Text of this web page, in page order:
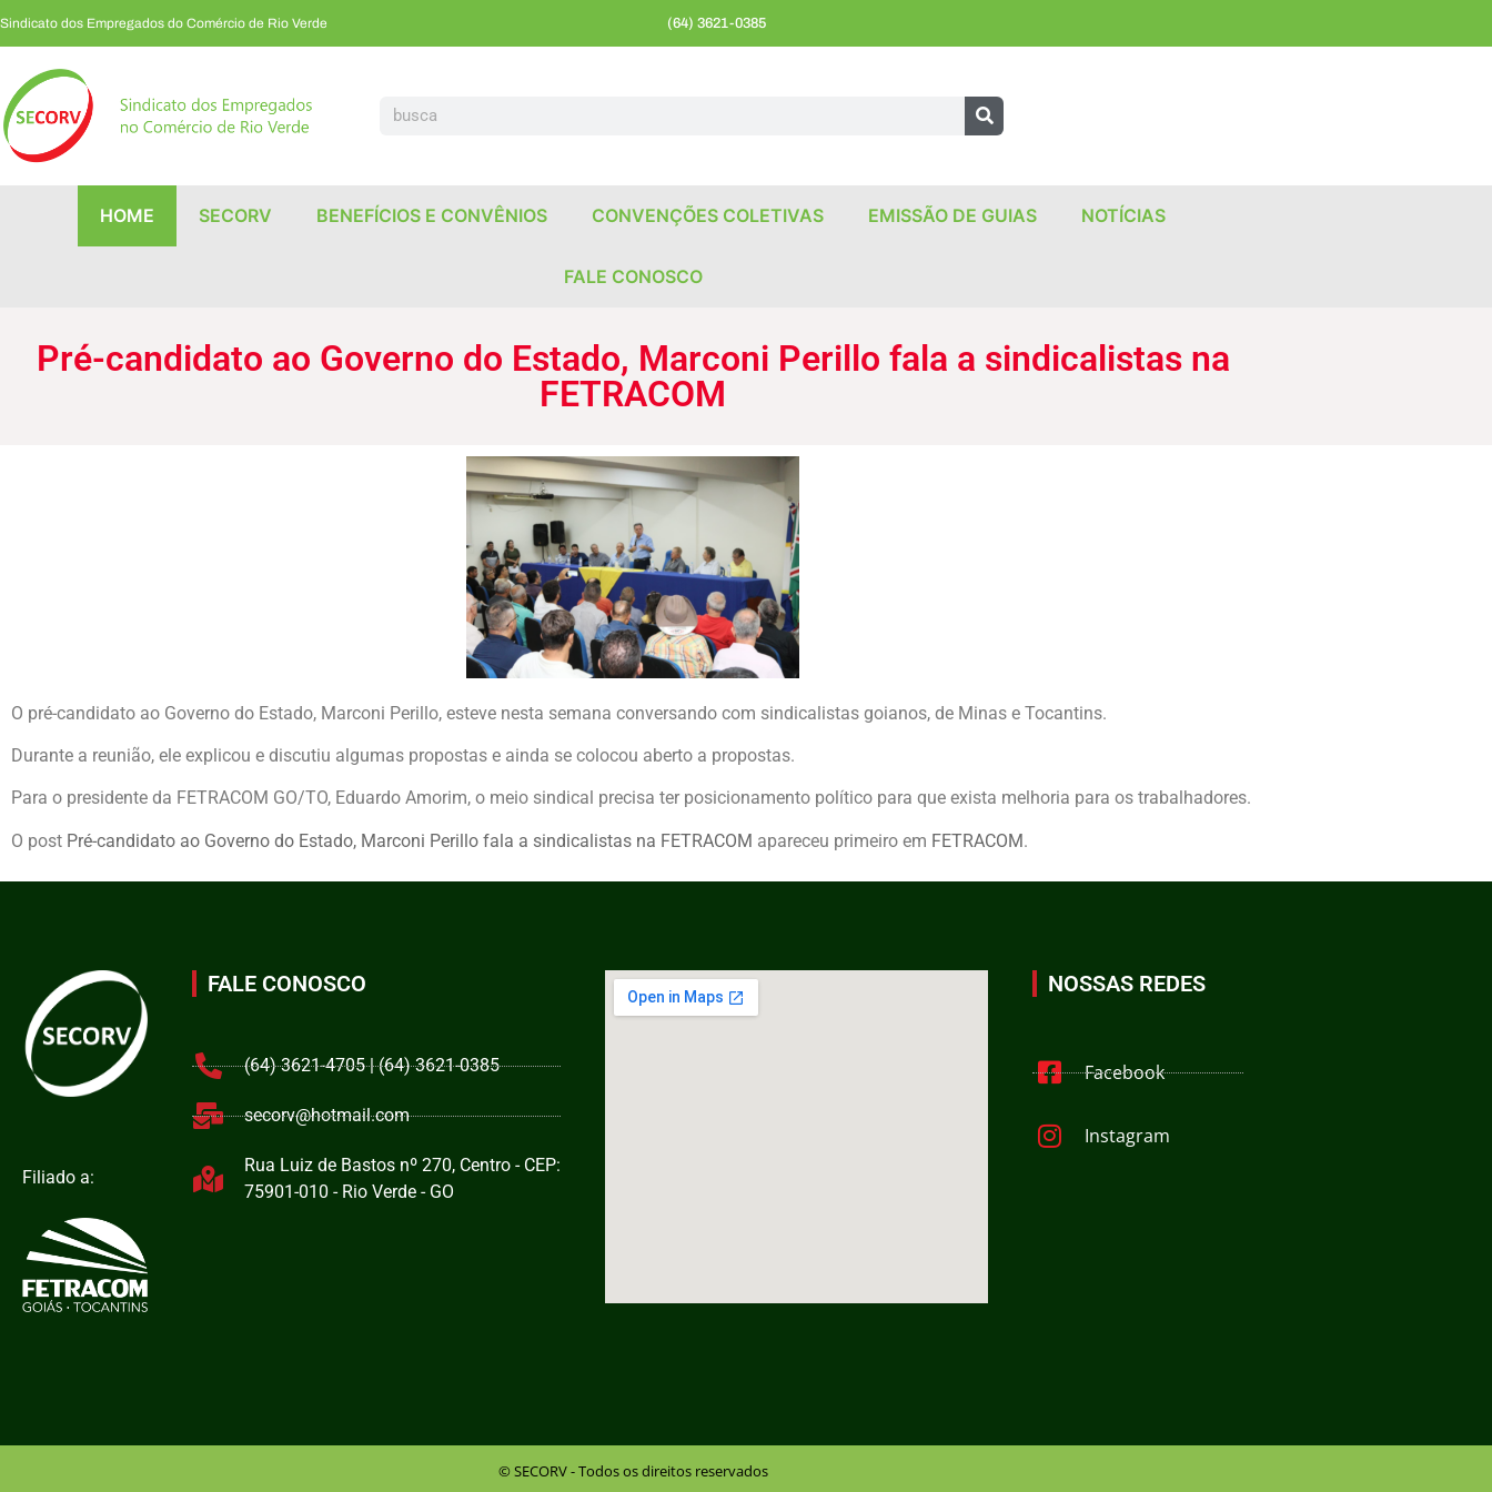
Sindicato dos Empregados do Comércio de Rio Verde (64) 3621-0385
HOME SECORV BENEFÍCIOS E CONVÊNIOS CONVENÇÕES COLETIVAS EMISSÃO DE GUIAS NOTÍCIAS
FALE CONOSCO
Pré-candidato ao Governo do Estado, Marconi Perillo fala a sindicalistas na
FETRACOM
O pré-candidato ao Governo do Estado, Marconi Perillo, esteve nesta semana conversando com sindicalistas goianos, de Minas e Tocantins.
Durante a reunião, ele explicou e discutiu algumas propostas e ainda se colocou aberto a propostas.
Para o presidente da FETRACOM GO/TO, Eduardo Amorim, o meio sindical precisa ter posicionamento político para que exista melhoria para os trabalhadores.
O post Pré-candidato ao Governo do Estado, Marconi Perillo fala a sindicalistas na FETRACOM apareceu primeiro em FETRACOM.
Filiado a:
FALE CONOSCO
(64) 3621-4705 | (64) 3621-0385
secorv@hotmail.com
Rua Luiz de Bastos nº 270, Centro - CEP:
75901-010 - Rio Verde - GO
NOSSAS REDES
Facebook
Instagram
© SECORV - Todos os direitos reservados